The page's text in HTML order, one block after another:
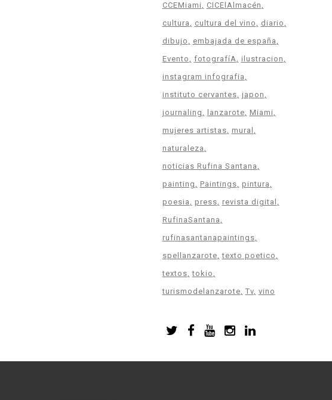
CCEMiami
CICElAlmacén
cultura
cultura del vino
diario
dibujo
embajada de españa
Evento
fotografíA ilustracion
instagram infografia
instituto cervantes japon
journaling
lanzarote Miami
mujeres artistas mural
naturaleza
noticias Rufina Santana
painting
Paintings pintura
poesia
press revista digital
RufinaSantana
rufinasantanapaintings
spellanzarote texto poetico
textos tokio
turismodelanzarote Tv vino